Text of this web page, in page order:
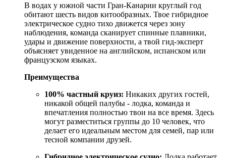
В водах у южной части Гран-Канарии круглый год
обитают шесть видов китообразных. Твое гибридное
электрическое судно тихо движется через зону
наблюдения, команда сканирует спинные плавники,
удары и движение поверхности, а твой гид-эксперт
объясняет увиденное на английском, испанском или
французском языках.
Преимущества
100% частный круиз: Никаких других гостей,
никакой общей палубы - лодка, команда и
впечатления полностью твои на все время. Здесь
могут разместиться группы до 10 человек, что
делает его идеальным местом для семей, пар или
тесной компании друзей.